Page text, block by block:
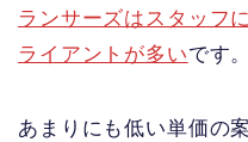
ランサーズはスタッフ
ライアントが多いです。
あまりにも低い単価の